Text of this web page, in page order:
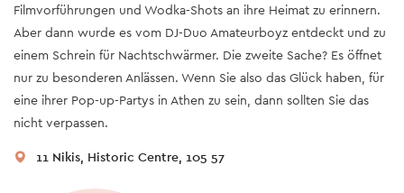
Filmvorführungen und Wodka-Shots an ihre Heimat zu erinnern.
Aber dann wurde es vom DJ-Duo Amateurboyz entdeckt und zu
einem Schrein für Nachtschwärmer. Die zweite Sache? Es öffnet
nur zu besonderen Anlässen. Wenn Sie also das Glück haben, für
eine ihrer Pop-up-Partys in Athen zu sein, dann sollten Sie das
nicht verpassen.
11 Nikis, Historic Centre, 105 57